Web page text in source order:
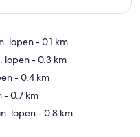
lopen- 0.1 km
lopen- 0.3 km
- 0.4 km
- 0.7 km
lopen- 0.8 km